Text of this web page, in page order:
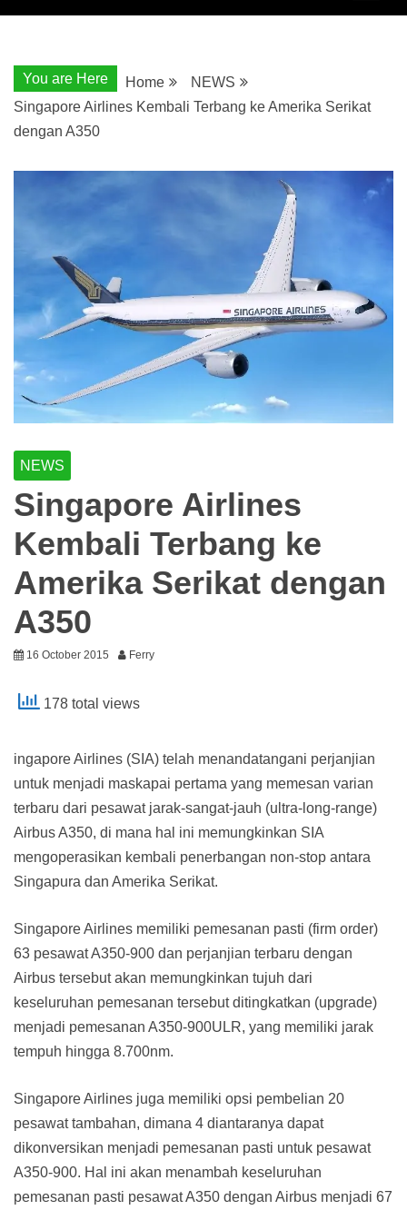
You are Here Home
NEWS
Singapore Airlines Kembali Terbang ke Amerika Serikat
dengan A350
NEWS
Singapore Airlines
Kembali Terbang ke
Amerika Serikat dengan
A350
16 October 2015 Ferry
178 total views
ingapore Airlines (SIA) telah menandatangani perjanjian
untuk menjadi maskapai pertama yang memesan varian
terbaru dari pesawat jarak-sangat-jauh (ultra-long-range)
Airbus A350, di mana hal ini memungkinkan SIA
mengoperasikan kembali penerbangan non-stop antara
Singapura dan Amerika Serikat.
Singapore Airlines memiliki pemesanan pasti (firm order)
63 pesawat A350-900 dan perjanjian terbaru dengan
Airbus tersebut akan memungkinkan tujuh dari
keseluruhan pemesanan tersebut ditingkatkan (upgrade)
menjadi pemesanan A350-900ULR, yang memiliki jarak
tempuh hingga 8.700nm.
Singapore Airlines juga memiliki opsi pembelian 20
pesawat tambahan, dimana 4 diantaranya dapat
dikonversikan menjadi pemesanan pasti untuk pesawat
A350-900. Hal ini akan menambah keseluruhan
pemesanan pasti pesawat A350 dengan Airbus menjadi 67